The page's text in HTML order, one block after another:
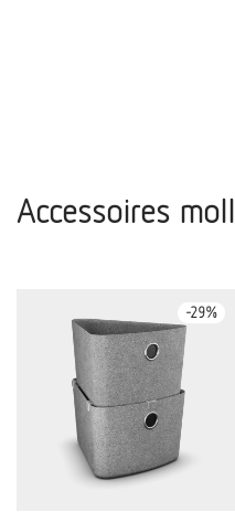
Accessoires moll
-29%